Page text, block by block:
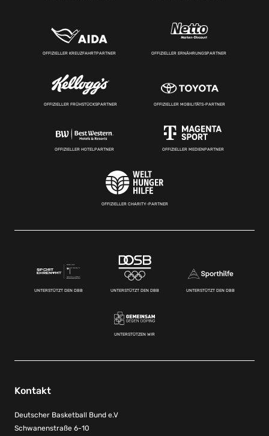
OFFIZIELLER KREUZFAHRTPARTNER OFFIZIELLER ERNÄHRUNGSPARTNER
OFFIZIELLER FRÜHSTÜCKSPARTNER OFFIZIELLER MOBILITÄTS-PARTNER
OFFIZIELLER HOTELPARTNER OFFIZIELLER MEDIENPARTNER
OFFIZIELLER CHARITY-PARTNER
UNTERSTÜTZT DEN DBB UNTERSTÜTZT DEN DBB UNTERSTÜTZT DEN DBB
UNTERSTÜTZEN WIR
Kontakt
Deutscher Basketball Bund e.V
Schwanenstraße 6-10